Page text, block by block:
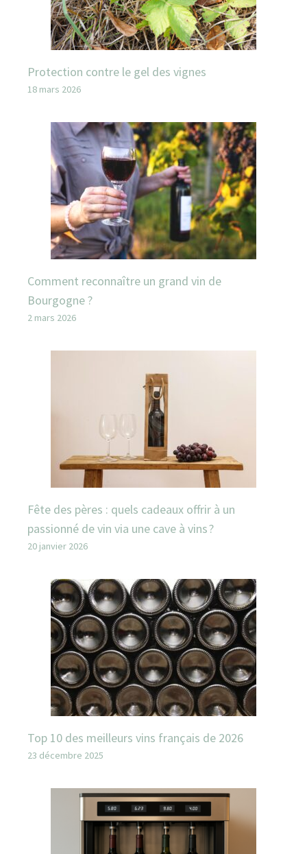
Protection contre le gel des vignes
18 mars 2026
Comment reconnaître un grand vin de
Bourgogne ?
2 mars 2026
Fête des pères : quels cadeaux offrir à un
passionné de vin via une cave à vins ?
20 janvier 2026
Top 10 des meilleurs vins français de 2026
23 décembre 2025